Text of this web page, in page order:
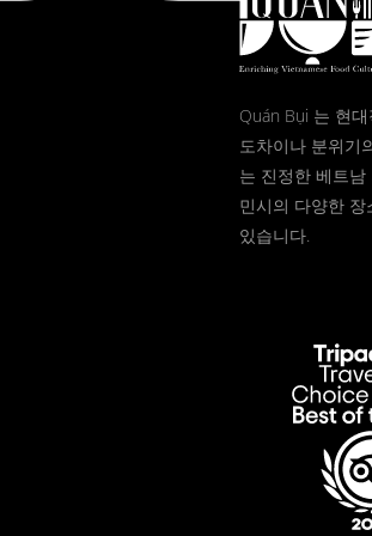
Quán Bụi 는 현
도차이나 분위기
는 진정한 베트
민시의 다양한
있습니다.